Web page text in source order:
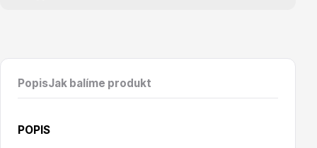
Vzrostlé stromy
PopisJak balíme produkt
POPIS